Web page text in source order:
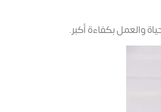
والعمل بكفاءة أكبر.